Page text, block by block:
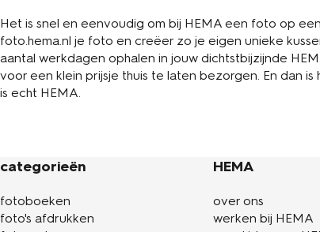
Het is snel en eenvoudig om bij HEMA een foto op
foto.hema.nl je foto en creëer zo je eigen unieke
aantal werkdagen ophalen in jouw dichtstbijzijnde
voor een klein prijsje thuis te laten bezorgen. En dan
is echt HEMA.
categorieën
fotoboeken
foto's afdrukken
HEMA
over ons
werken bij HEMA